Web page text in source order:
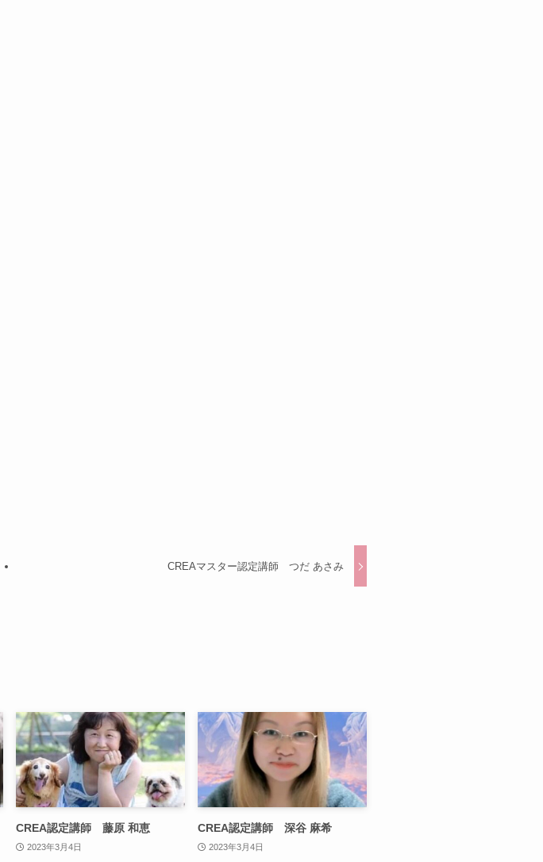
CREAマスター認定講師 つだ あさみ
CREA認定講師 藤原 和恵
2023年3月4日
CREA認定講師 深谷 麻希
2023年3月4日